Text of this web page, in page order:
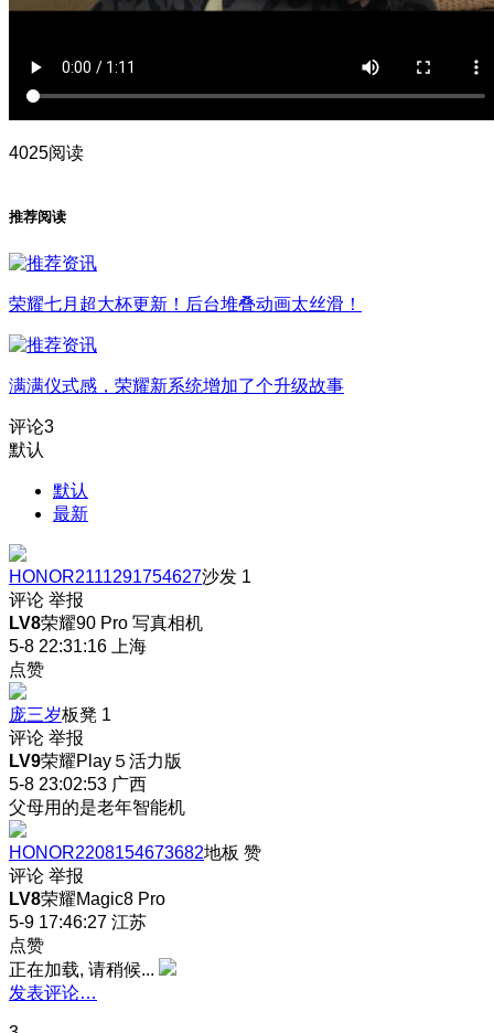
4025阅读
推荐阅读
荣耀七月超大杯更新！后台堆叠动画太丝滑！
满满仪式感，荣耀新系统增加了个升级故事
评论3
默认
默认
最新
HONOR2111291754627沙发 1
评论 举报
LV8荣耀90 Pro 写真相机
5-8 22:31:16
上海
点赞
庞三岁板凳 1
评论 举报
LV9荣耀Play５活力版
5-8 23:02:53 广西
父母用的是老年智能机
HONOR2208154673682地板 赞
评论 举报
LV8荣耀Magic8 Pro
5-9 17:46:27 江苏
点赞
正在加载, 请稍候...
发表评论…